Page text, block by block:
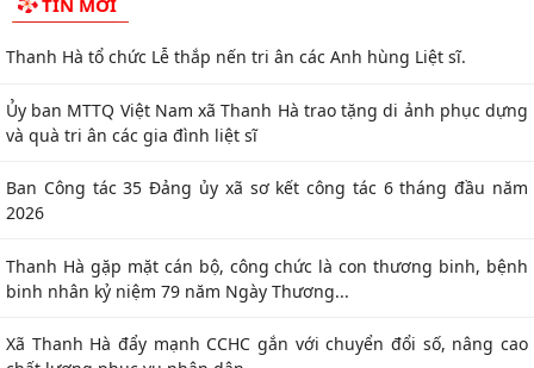
Thanh Hà tổ chức Lễ thắp nến tri ân các Anh hùng Liệt sĩ.
Ủy ban MTTQ Việt Nam xã Thanh Hà trao tặng di ảnh phục dựng
và quà tri ân các gia đình liệt sĩ
Ban Công tác 35 Đảng ủy xã sơ kết công tác 6 tháng đầu năm
2026
Thanh Hà gặp mặt cán bộ, công chức là con thương binh, bệnh
binh nhân kỷ niệm 79 năm Ngày Thương...
Xã Thanh Hà đẩy mạnh CCHC gắn với chuyển đổi số, nâng cao